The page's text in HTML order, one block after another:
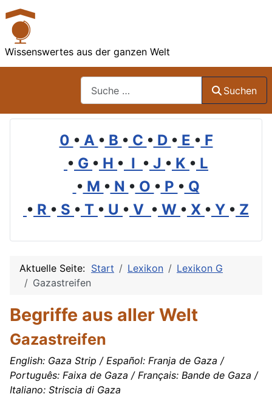
Wissenswertes aus der ganzen Welt
Suchen
0 • A • B • C • D • E • F
• G • H • I • J • K • L
• M • N • O • P • Q
• R • S • T • U • V • W • X • Y • Z
Aktuelle Seite: Start Lexikon
Lexikon G
Gazastreifen
Begriffe aus aller Welt
Gazastreifen
English: Gaza Strip / Español: Franja de Gaza /
Português: Faixa de Gaza / Français: Bande de Gaza /
Italiano: Striscia di Gaza